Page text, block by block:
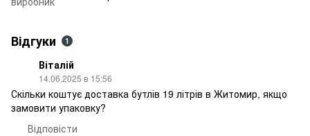
Відгуки 1
Віталій
14.06.2025 в 15:56
Скільки коштує доставка бутлів 19 літрів в Житомир, якщо
замовити упаковку?
Відповісти